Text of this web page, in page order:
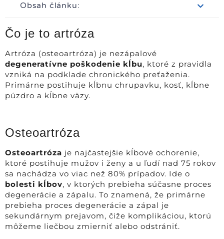
Obsah článku:
Čo je to artróza
Artróza (osteoartróza) je nezápalové
degeneratívne poškodenie kĺbu, ktoré z pravidla
vzniká na podklade chronického preťaženia.
Primárne postihuje kĺbnu chrupavku, kosť, kĺbne
púzdro a kĺbne väzy.
Osteoartróza
Osteoartróza je najčastejšie kĺbové ochorenie,
ktoré postihuje mužov i ženy a u ľudí nad 75 rokov
sa nachádza vo viac než 80% prípadov. Ide o
bolesti kĺbov, v ktorých prebieha súčasne proces
degenerácie a zápalu. To znamená, že primárne
prebieha proces degenerácie a zápal je
sekundárnym prejavom, čiže komplikáciou, ktorú
môžeme liečbou zmierniť alebo odstrániť.